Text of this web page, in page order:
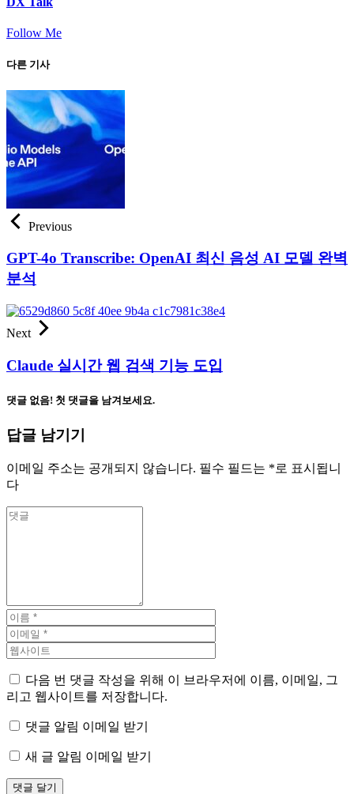
Follow Me
다른 기사
Previous
GPT-4o Transcribe: OpenAI 최신 음성 AI 모델 완벽
분석
Next
Claude 실시간 웹 검색 기능 도입
댓글 없음! 첫 댓글을 남겨보세요.
답글 남기기
이메일 주소는 공개되지 않습니다. 필수 필드는 *로 표시됩니
다
다음 번 댓글 작성을 위해 이 브라우저에 이름, 이메일, 그
리고 웹사이트를 저장합니다.
댓글 알림 이메일 받기
새 글 알림 이메일 받기